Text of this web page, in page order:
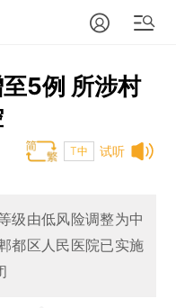
5例 所涉村
试听
T中
级由低风险调整为中
都区人民医院已实施